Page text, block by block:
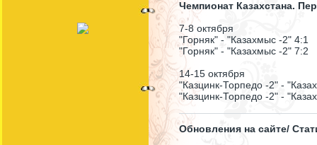
Чемпионат Казахстана.
7-8 октября
"Горняк" - "Казахмыс -2" 4:1
"Горняк" - "Казахмыс -2" 7:2
14-15 октября
"Казцинк-Торпедо -2" -
"Казцинк-Торпедо -2" -
Обновления на сайте/